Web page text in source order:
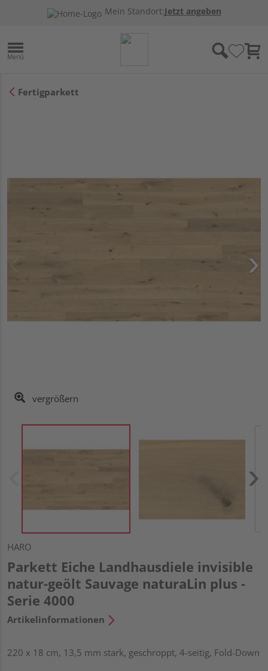
Mein Standort:Jetzt angeben
Fertigparkett
vergrößern
HARO
Parkett Eiche Landhausdiele invisible
natur-geölt Sauvage naturaLin plus -
Serie 4000
Artikelinformationen
220 x 18 cm, 13,5 mm stark, geschroppt, 4-seitig, Fold-Down